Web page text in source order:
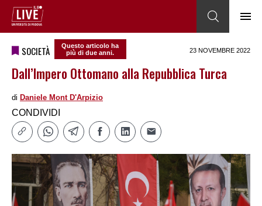
SOCIETÀ
Questo articolo ha
più di due anni.
23 NOVEMBRE 2022
Dall’Impero Ottomano alla Repubblica Turca
di Daniele Mont D'Arpizio
CONDIVIDI